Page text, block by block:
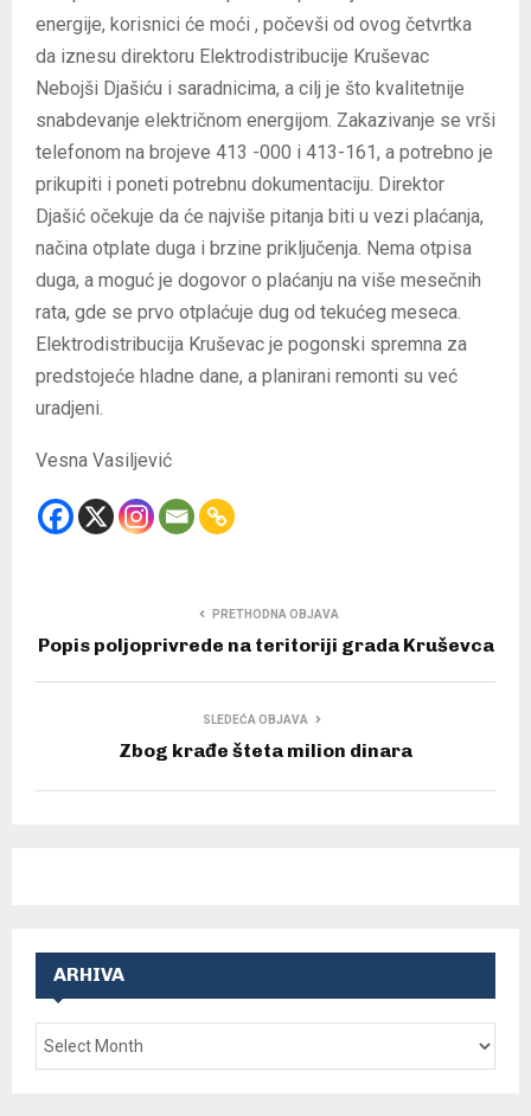
energije, korisnici će moći , počevši od ovog četvrtka
da iznesu direktoru Elektrodistribucije Kruševac
Nebojši Djašiću i saradnicima, a cilj je što kvalitetnije
snabdevanje električnom energijom. Zakazivanje se vrši
telefonom na brojeve 413 -000 i 413-161, a potrebno je
prikupiti i poneti potrebnu dokumentaciju. Direktor
Djašić očekuje da će najviše pitanja biti u vezi plaćanja,
načina otplate duga i brzine priključenja. Nema otpisa
duga, a moguć je dogovor o plaćanju na više mesečnih
rata, gde se prvo otplaćuje dug od tekućeg meseca.
Elektrodistribucija Kruševac je pogonski spremna za
predstojeće hladne dane, a planirani remonti su već
uradjeni.
Vesna Vasiljević
PRETHODNA OBJAVA
Popis poljoprivrede na teritoriji grada Kruševca
SLEDEĆA OBJAVA
Zbog krađe šteta milion dinara
ARHIVA